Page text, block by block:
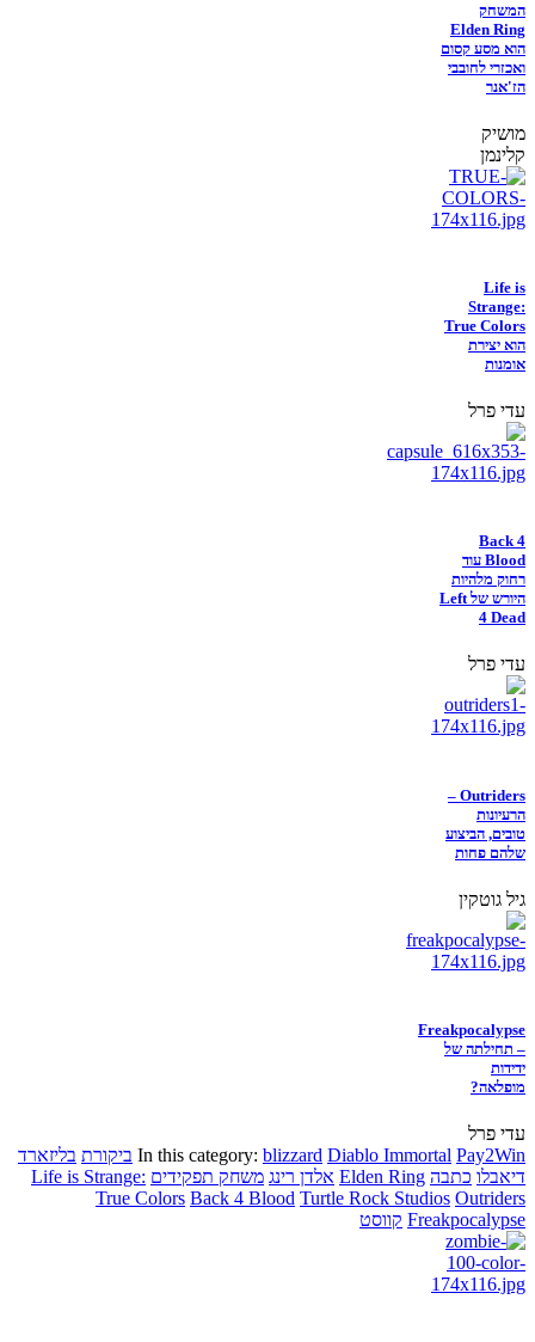
המשחק
Elden Ring
הוא מסע קסום
ואכזרי לחובבי
הז'אנר
מושיק
קלינמן
Life is
Strange:
True Colors
הוא יצירת
אומנות
עדי פרל
Back 4
Blood עוד
רחוק מלהיות
היורש של Left
4 Dead
עדי פרל
Outriders –
הרעיונות
טובים, הביצוע
שלהם פחות
גיל גוטקין
Freakpocalypse
– תחילתה של
ידידות
מופלאה?
עדי פרל
In this category: blizzard Diablo Immortal Pay2Win ביקורת בליזארד
דיאבלו כתבה Elden Ring אלדן רינג משחק תפקידים Life is Strange:
True Colors Back 4 Blood Turtle Rock Studios Outriders
Freakpocalypse קווסט